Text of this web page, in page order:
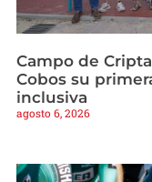
Campo de
Cobos su
inclusiva
agosto 6, 2026